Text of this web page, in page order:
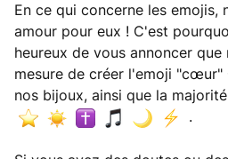
En ce qui concerne les emojis,
amour pour eux ! C'est
heureux de vous annoncer que
mesure de créer l'emoji
nos bijoux, ainsi que la
.